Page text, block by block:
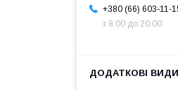
+380 (66) 603-11-
з 8.00 до 20.00